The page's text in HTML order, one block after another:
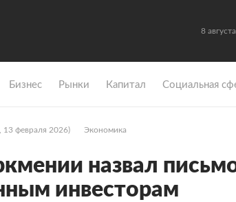
8
Бизнес Рынки Капитал Социальная
13 февраля 2026) Экономика
назвал
инвесторам